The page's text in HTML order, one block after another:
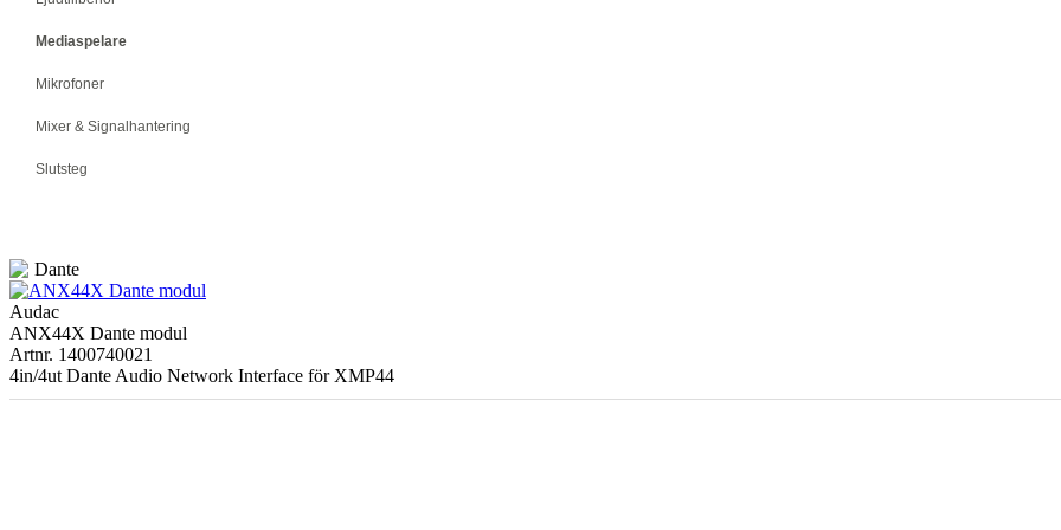
Mediaspelare
Mikrofoner
Mixer & Signalhantering
Slutsteg
Dante
Audac
ANX44X Dante modul
Artnr. 1400740021
4in/4ut Dante Audio Network Interface för XMP44